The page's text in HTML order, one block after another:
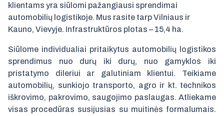
klientams yra siūlomi pažangiausi sprendimai
automobilių logistikoje. Mus rasite tarp Vilniaus ir
Kauno, Vievyje. Infrastruktūros plotas – 15,4 ha.
Siūlome individualiai pritaikytus automobilių logistikos
sprendimus nuo durų iki durų, nuo gamyklos iki
pristatymo dileriui ar galutiniam klientui. Teikiame
automobilių, sunkiojo transporto, agro ir kt. technikos
iškrovimo, pakrovimo, saugojimo paslaugas. Atliekame
visas procedūras susijusias su muitinės formalumais.